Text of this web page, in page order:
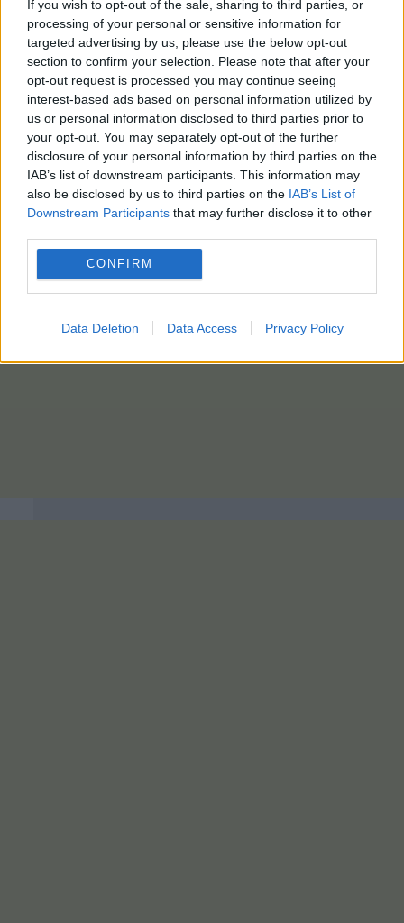
If you wish to opt-out of the sale, sharing to third parties, or
processing of your personal or sensitive information for
targeted advertising by us, please use the below opt-out
section to confirm your selection. Please note that after your
opt-out request is processed you may continue seeing
interest-based ads based on personal information utilized by
us or personal information disclosed to third parties prior to
your opt-out. You may separately opt-out of the further
disclosure of your personal information by third parties on the
IAB’s list of downstream participants. This information may
also be disclosed by us to third parties on the IAB’s List of
Downstream Participants that may further disclose it to other
CONFIRM
Data Deletion Data Access Privacy Policy